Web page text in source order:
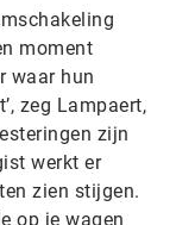
moment
waar hun
zeg Lampaert,
zijn
werkt er
zien stijgen.
op je wagen